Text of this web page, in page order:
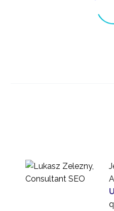
30 Août 2017
Comment
des expériences
utilisateur
A